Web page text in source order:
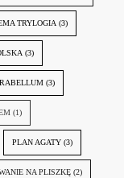
TRYLOGIA (3)
(3)
(3)
(1)
PLAN AGATY (3)
NA PLISZKĘ (2)